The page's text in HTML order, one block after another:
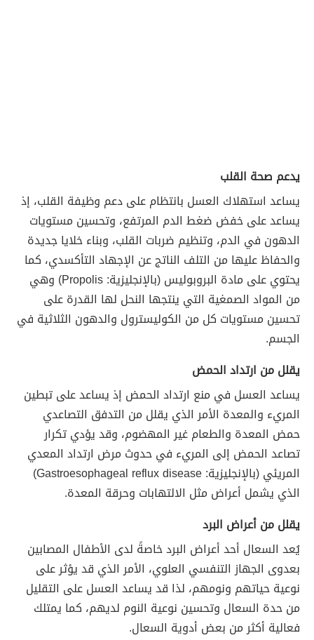
يدعم صحة القلب
يساعد استهلاك العسل بانتظام على دعم وظيفة القلب، إذ
يساعد على خفض ضغط الدم المرتفع، وتحسين مستويات
الدهون في الدم، وتنظيم ضربات القلب، وبناء خلايا جديدة
والحفاظ عليها من التلف الناتج عن الإجهاد التأكسدي، كما
يحتوي على مادة البروبوليس (بالإنجليزية: Propolis) وهي
من المواد الصمغية التي ينتجها النحل لها القدرة على
تحسين مستويات كل من الكوليسترول والدهون الثلاثية في
الجسم.
يقلل من ارتداد الحمض
يساعد العسل في منع ارتداد الحمض إذ يساعد على تبطين
المريء والمعدة الأمر الذي يقلل من التدفق التصاعدي
حمض المعدة والطعام غير المهضوم، وقد يؤدي تكرار
تصاعد الحمض إلى المريء في حدوث مرض ارتداد المعدي
المريئي (بالإنجليزية: Gastroesophageal reflux disease)
الذي يشمل أعراض مثل الالتهابات وحرقة المعدة.
يقلل من أعراض البرد
يُعد السعال أحد أعراض البرد خاصةً لدى الأطفال المصابين
بعدوى الجهاز التنفسي العلوي، الأمر الذي قد يؤثر على
نوعية حياتهم ونومهم، لذا قد يساعد العسل على التقليل
من حدة السعال وتحسين نوعية النوم لديهم، كما يمتلك
فعالية أكثر من بعض أدوية السعال.